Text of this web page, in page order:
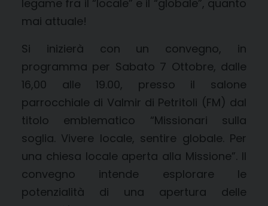
legame fra il “locale” e il “globale”, quanto
mai attuale!
Si inizierà con un convegno, in
programma per Sabato 7 Ottobre, dalle
16,00 alle 19.00, presso il salone
parrocchiale di Valmir di Petritoli (FM) dal
titolo emblematico “Missionari sulla
soglia. Vivere locale, sentire globale. Per
una chiesa locale aperta alla Missione”. Il
convegno intende esplorare le
potenzialità di una apertura delle